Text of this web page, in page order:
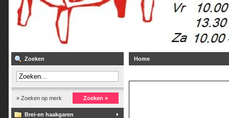
Zoeken
» Zoeken op merk Zoeken »
Brei-en haakgaren
Home